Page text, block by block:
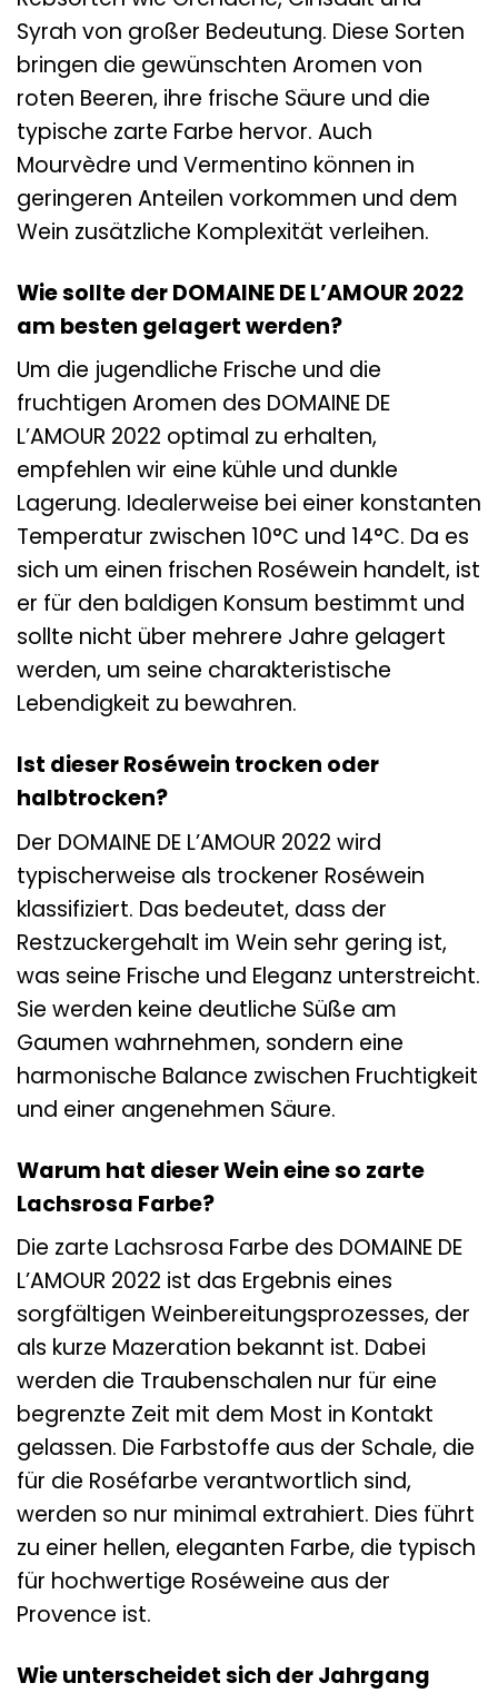
Syrah von großer Bedeutung. Diese Sorten
bringen die gewünschten Aromen von
roten Beeren, ihre frische Säure und die
typische zarte Farbe hervor. Auch
Mourvèdre und Vermentino können in
geringeren Anteilen vorkommen und dem
Wein zusätzliche Komplexität verleihen.
Wie sollte der DOMAINE DE L’AMOUR 2022
am besten gelagert werden?
Um die jugendliche Frische und die
fruchtigen Aromen des DOMAINE DE
L’AMOUR 2022 optimal zu erhalten,
empfehlen wir eine kühle und dunkle
Lagerung. Idealerweise bei einer konstanten
Temperatur zwischen 10°C und 14°C. Da es
sich um einen frischen Roséwein handelt, ist
er für den baldigen Konsum bestimmt und
sollte nicht über mehrere Jahre gelagert
werden, um seine charakteristische
Lebendigkeit zu bewahren.
Ist dieser Roséwein trocken oder
halbtrocken?
Der DOMAINE DE L’AMOUR 2022 wird
typischerweise als trockener Roséwein
klassifiziert. Das bedeutet, dass der
Restzuckergehalt im Wein sehr gering ist,
was seine Frische und Eleganz unterstreicht.
Sie werden keine deutliche Süße am
Gaumen wahrnehmen, sondern eine
harmonische Balance zwischen Fruchtigkeit
und einer angenehmen Säure.
Warum hat dieser Wein eine so zarte
Lachsrosa Farbe?
Die zarte Lachsrosa Farbe des DOMAINE DE
L’AMOUR 2022 ist das Ergebnis eines
sorgfältigen Weinbereitungsprozesses, der
als kurze Mazeration bekannt ist. Dabei
werden die Traubenschalen nur für eine
begrenzte Zeit mit dem Most in Kontakt
gelassen. Die Farbstoffe aus der Schale, die
für die Roséfarbe verantwortlich sind,
werden so nur minimal extrahiert. Dies führt
zu einer hellen, eleganten Farbe, die typisch
für hochwertige Roséweine aus der
Provence ist.
Wie unterscheidet sich der Jahrgang